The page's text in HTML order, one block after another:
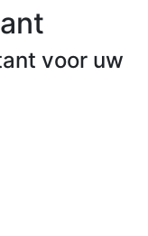
voor uw